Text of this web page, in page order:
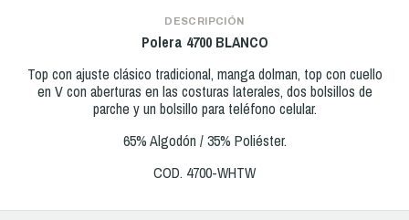
DESCRIPCIÓN
Polera 4700 BLANCO
Top con ajuste clásico tradicional, manga dolman, top con cuello
en V con aberturas en las costuras laterales, dos bolsillos de
parche y un bolsillo para teléfono celular.
65% Algodón / 35% Poliéster.
COD. 4700-WHTW